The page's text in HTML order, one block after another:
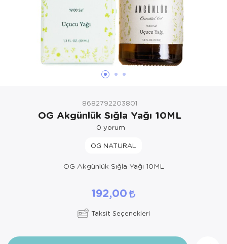
8682792203801
OG Akgünlük Sığla Yağı 10ML
0 yorum
OG NATURAL
OG Akgünlük Sığla Yağı 10ML
192,00
Taksit Seçenekleri